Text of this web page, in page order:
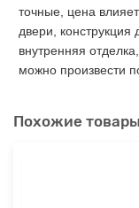
точные, цена
двери,
внутренняя
можно произвести
Похожие товары